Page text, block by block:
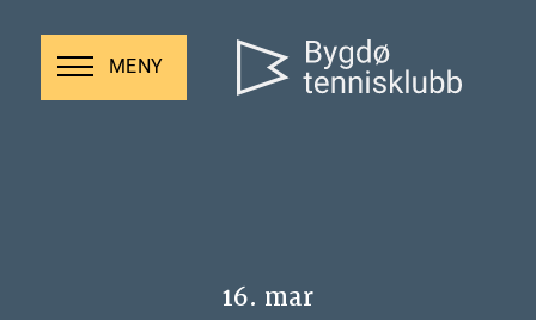
MENY
16. mar